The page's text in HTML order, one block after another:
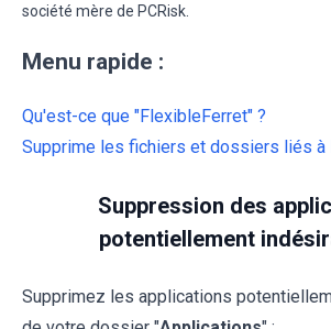
société mère de PCRisk.
Menu rapide :
Qu'est-ce que "FlexibleFerret" ?
Supprime les fichiers et dossiers liés à
Suppression des
potentiellement
Supprimez les applications